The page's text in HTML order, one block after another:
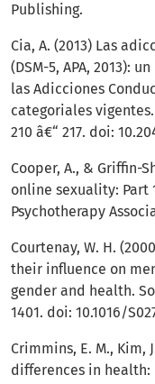
Publishing.
Cia, A. (2013) Las
(DSM-5, APA, 2013):
las Adicciones
categoriales
210 â€“ 217. doi:
Cooper, A., & Griffin-
online sexuality: Part
Psychotherapy
Courtenay, W. H.
their influence on
gender and health.
1401. doi: 10.1016/
Crimmins, E. M., Kim,
differences in health: